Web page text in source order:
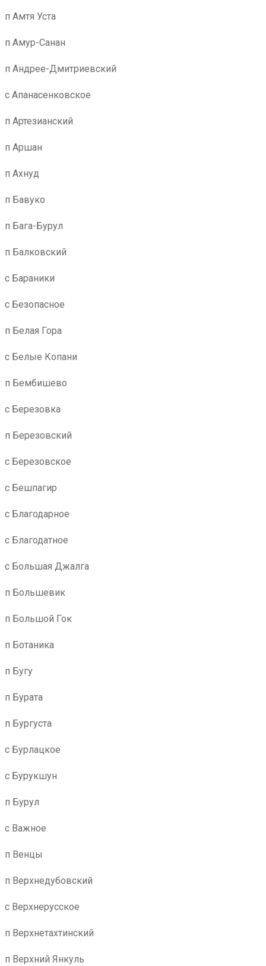
п Амтя Уста
п Амур-Санан
п Андрее-Дмитриевский
с Апанасенковское
п Артезианский
п Аршан
п Ахнуд
п Бавуко
п Бага-Бурул
п Балковский
с Бараники
с Безопасное
п Белая Гора
с Белые Копани
п Бембишево
с Березовка
п Березовский
с Березовское
с Бешпагир
с Благодарное
с Благодатное
с Большая Джалга
п Большевик
п Большой Гок
п Ботаника
п Бугу
п Бурата
п Бургуста
с Бурлацкое
с Бурукшун
п Бурул
с Важное
п Венцы
п Верхнедубовский
с Верхнерусское
п Верхнетахтинский
п Верхний Янкуль